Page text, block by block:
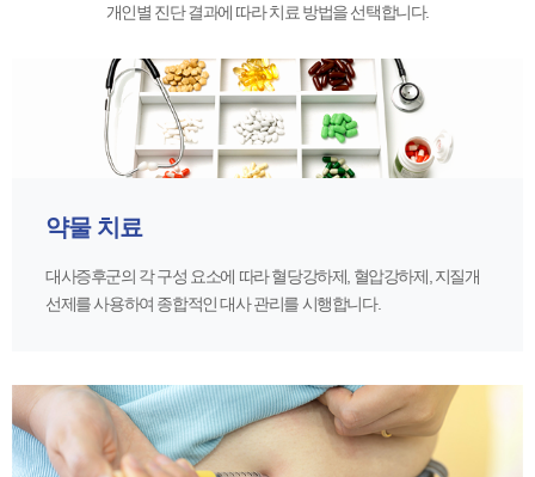
개인별 진단 결과에 따라 치료 방법을 선택합니다.
약물 치료
대사증후군의 각 구성 요소에 따라 혈당강하제, 혈압강하제, 지질개
선제를 사용하여 종합적인 대사 관리를 시행합니다.